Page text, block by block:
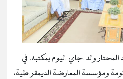
المحتار ولد اجاي اليوم بمكتبه، في
ومؤسسة المعارضة الديمقراطية،